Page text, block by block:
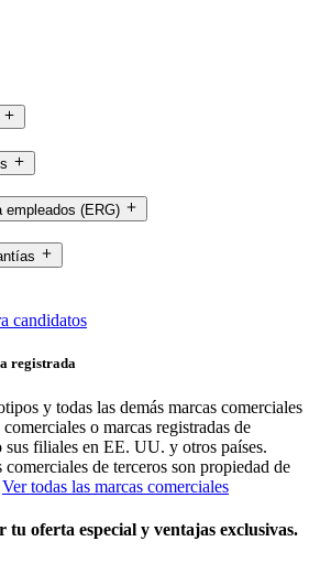
empleados (ERG)
candidatos
registrada
y todas las demás marcas comerciales
o marcas registradas de
filiales en EE. UU. y otros países.
comerciales de terceros son propiedad de
Ver todas las marcas comerciales
oferta especial y ventajas exclusivas.